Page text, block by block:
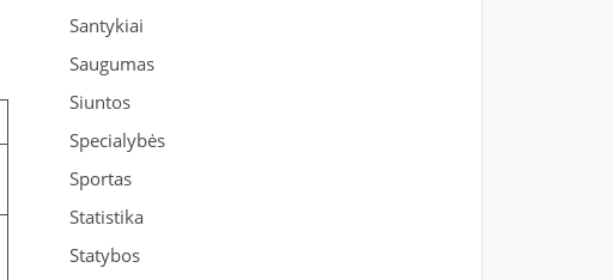
Santykiai
Saugumas
Siuntos
Specialybės
Sportas
Statistika
Statybos